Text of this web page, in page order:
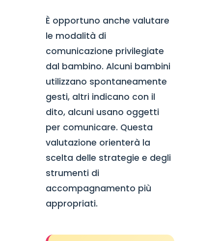
È opportuno anche valutare
le modalità di
comunicazione privilegiate
dal bambino. Alcuni bambini
utilizzano spontaneamente
gesti, altri indicano con il
dito, alcuni usano oggetti
per comunicare. Questa
valutazione orienterà la
scelta delle strategie e degli
strumenti di
accompagnamento più
appropriati.